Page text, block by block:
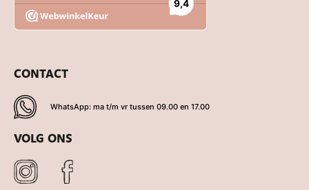
CONTACT
WhatsApp: ma t/m vr tussen 09.00 en 17.00
VOLG ONS